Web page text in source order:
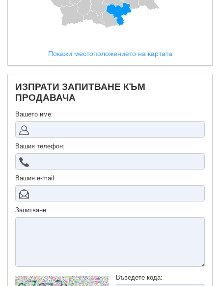
Покажи местоположението на картата
ИЗПРАТИ ЗАПИТВАНЕ КЪМ
ПРОДАВАЧА
Вашето име:
Вашия телефон:
Вашия е-mail:
Запитване:
Въведете кода: